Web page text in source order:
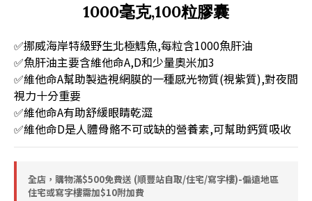
1000毫克,100粒膠囊
✅挪威海岸特級野生北極鱈魚,每粒含1000魚肝油
✅魚肝油主要含維他命A,D和少量奧米加3
✅維他命A幫助製造視網膜的一種感光物質(視紫質),對夜間
視力十分重要
✅維他命A有助舒緩眼睛乾澀
✅維他命D是人體骨骼不可或缺的營養素,可幫助鈣質吸收
全店，購物滿$500免費送 (順豐站自取/住宅/寫字樓)-偏遠地區
住宅或寫字樓需加$10附加費